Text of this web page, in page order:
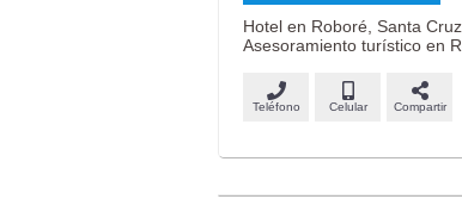
Hotel en Roboré, Santa
Asesoramiento turístico en
Teléfono Celular Compartir